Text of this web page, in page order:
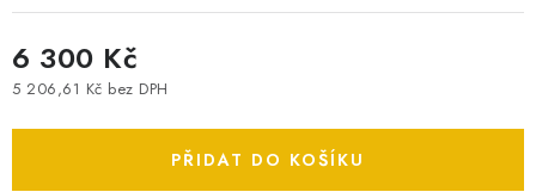
SPOTŘEBNÍ BATERIE
PŘÍSLUŠENSTVÍ
6 300 Kč
5 206,61 Kč bez DPH
PŘIDAT DO KOŠÍKU